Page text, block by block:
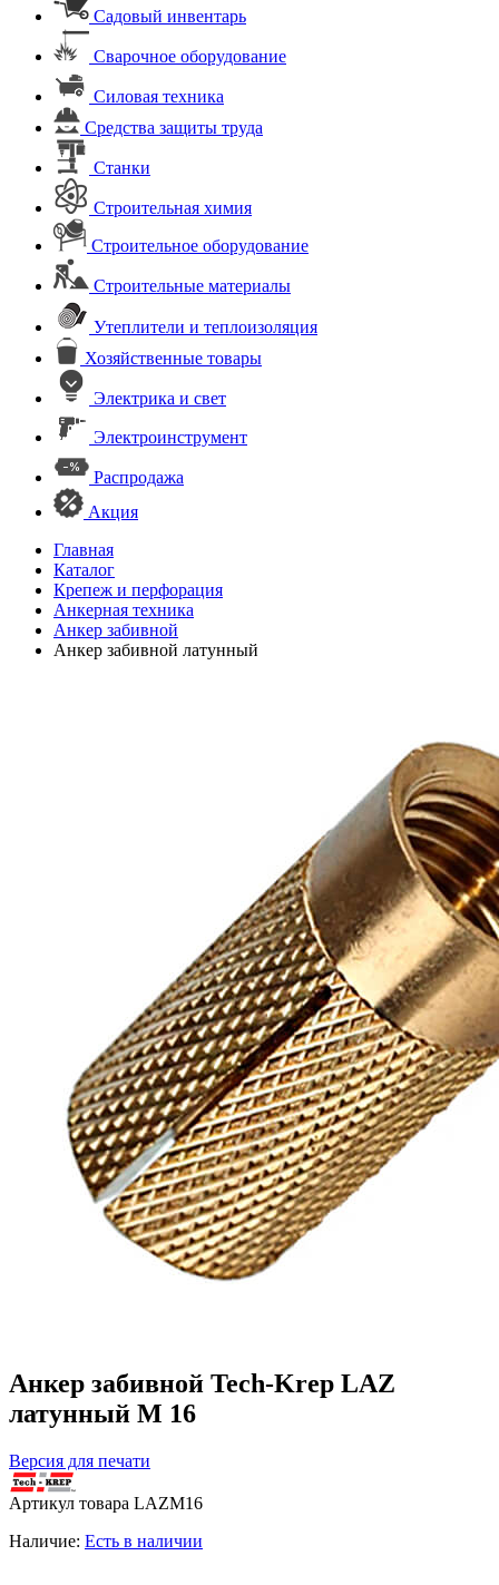
Садовый инвентарь
Сварочное оборудование
Силовая техника
Средства защиты труда
Станки
Строительная химия
Строительное оборудование
Строительные материалы
Утеплители и теплоизоляция
Хозяйственные товары
Электрика и свет
Электроинструмент
Распродажа
Акция
Главная
Каталог
Крепеж и перфорация
Анкерная техника
Анкер забивной
Анкер забивной латунный
Анкер забивной Tech-Krep LAZ
латунный М 16
Версия для печати
Артикул товара LAZM16
Наличие: Есть в наличии